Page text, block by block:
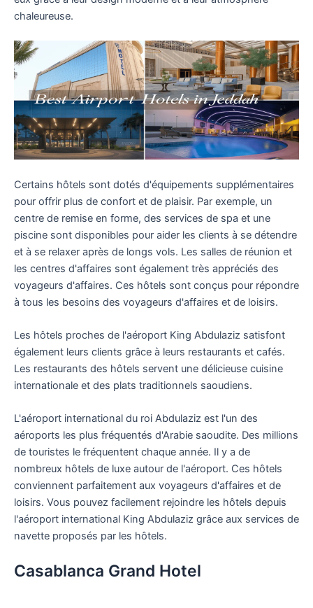
chaleureuse.
Certains hôtels sont dotés d'équipements supplémentaires
pour offrir plus de confort et de plaisir. Par exemple, un
centre de remise en forme, des services de spa et une
piscine sont disponibles pour aider les clients à se détendre
et à se relaxer après de longs vols. Les salles de réunion et
les centres d'affaires sont également très appréciés des
voyageurs d'affaires. Ces hôtels sont conçus pour répondre
à tous les besoins des voyageurs d'affaires et de loisirs.
Les hôtels proches de l'aéroport King Abdulaziz satisfont
également leurs clients grâce à leurs restaurants et cafés.
Les restaurants des hôtels servent une délicieuse cuisine
internationale et des plats traditionnels saoudiens.
L'aéroport international du roi Abdulaziz est l'un des
aéroports les plus fréquentés d'Arabie saoudite. Des millions
de touristes le fréquentent chaque année. Il y a de
nombreux hôtels de luxe autour de l'aéroport. Ces hôtels
conviennent parfaitement aux voyageurs d'affaires et de
loisirs. Vous pouvez facilement rejoindre les hôtels depuis
l'aéroport international King Abdulaziz grâce aux services de
navette proposés par les hôtels.
Casablanca Grand Hotel